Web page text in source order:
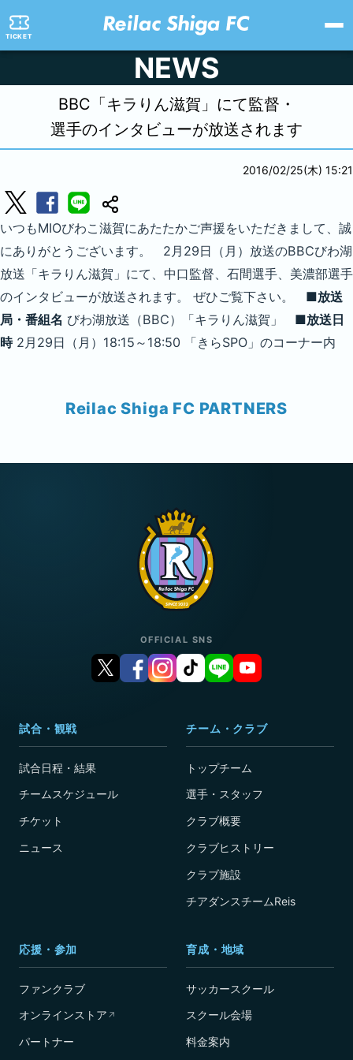
TICKET
NEWS
BBC「キラりん滋賀」にて監督・
選手のインタビューが放送されます
2016/02/25(木) 15:21
いつもMIOびわこ滋賀にあたたかご声援をいただきまして、誠
にありがとうございます。 2月29日（月）放送のBBCびわ湖
放送「キラりん滋賀」にて、中口監督、石間選手、美濃部選手
のインタビューが放送されます。 ぜひご覧下さい。 ■放送
局・番組名 びわ湖放送（BBC）「キラりん滋賀」 ■放送日
時2月29日（月）18:15～18:50 「きらSPO」のコーナー内
Reilac Shiga FC PARTNERS
OFFICIAL SNS
試合・観戦
試合日程・結果
チームスケジュール
チケット
ニュース
チーム・クラブ
トップチーム
選手・スタッフ
クラブ概要
クラブヒストリー
クラブ施設
チアダンスチームReis
応援・参加
ファンクラブ
オンラインストア ↗
パートナー
育成・地域
サッカースクール
スクール会場
料金案内